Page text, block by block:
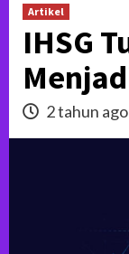
Artikel
IHSG
2 tahun ago